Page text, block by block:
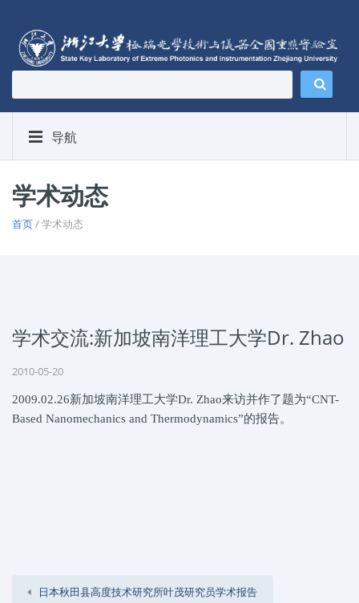
导航
学术动态
首页/ 学术动态
学术交流:新加坡南洋理工大学Dr. Zhao
2010-05-20
2009.02.26新加坡南洋理工大学Dr. Zhao来访并作了题为“CNT-
Based Nanomechanics and Thermodynamics”的报告。
日本秋田县高度技术研究所叶茂研究员学术报告